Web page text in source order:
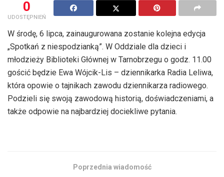
0
UDOSTĘPNIEŃ
W środę, 6 lipca, zainaugurowana zostanie kolejna edycja
„Spotkań z niespodzianką”. W Oddziale dla dzieci i
młodzieży Biblioteki Głównej w Tarnobrzegu o godz. 11.00
gościć będzie Ewa Wójcik-Lis – dziennikarka Radia Leliwa,
która opowie o tajnikach zawodu dziennikarza radiowego.
Podzieli się swoją zawodową historią, doświadczeniami, a
także odpowie na najbardziej dociekliwe pytania.
Poprzednia wiadomość